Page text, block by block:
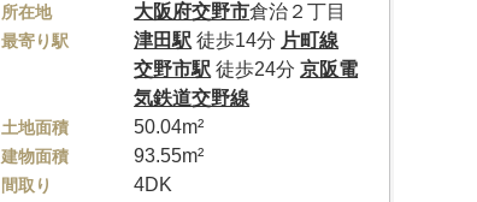
所在地 大阪府交野市倉治２丁目
最寄り駅 津田駅 徒歩14分 片町線
交野市駅 徒歩24分京阪電
気鉄道交野線
土地面積 50.04m²
建物面積 93.55m²
間取り 4DK